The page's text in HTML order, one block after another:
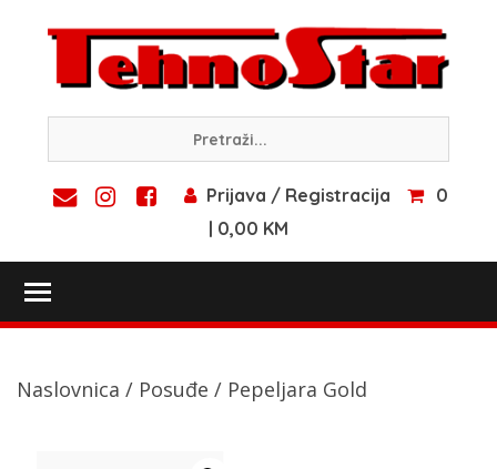
content
Prijava / Registracija
0
| 0,00 KM
Naslovnica / Posuđe / Pepeljara Gold